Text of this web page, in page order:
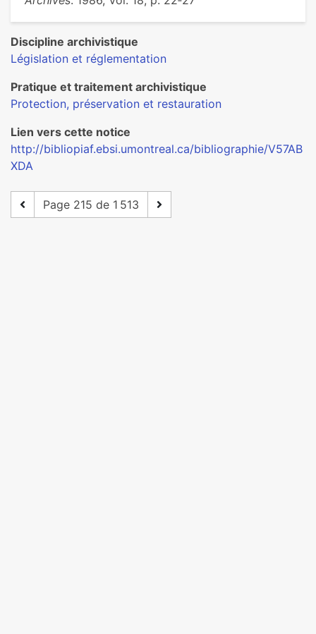
Discipline archivistique
Législation et réglementation
Pratique et traitement archivistique
Protection, préservation et restauration
Lien vers cette notice
http://bibliopiaf.ebsi.umontreal.ca/bibliographie/V57AB
XDA
Page 215 de 1 513